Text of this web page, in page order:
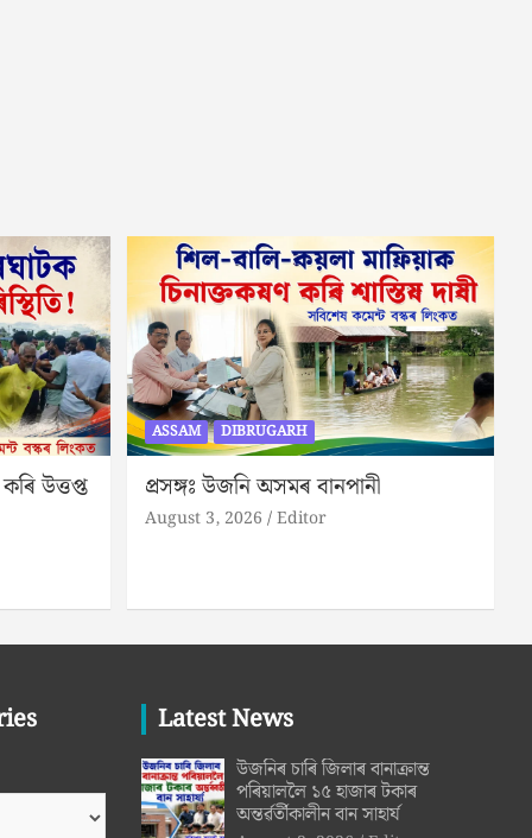
উত্তপ্ত
ASSAM DIBRUGARH
প্ৰসঙ্গঃ উজনি অসমৰ বানপানী
August 3, 2026 Editor
Latest News
উজনিৰ চাৰি জিলাৰ বানাক্ৰান্ত
পৰিয়াললৈ ১৫ হাজাৰ টকাৰ
অন্তৰ্ৱৰ্তীকালীন বান সাহাৰ্য